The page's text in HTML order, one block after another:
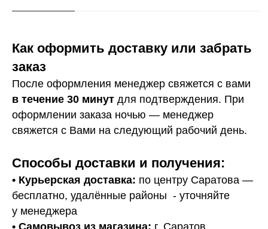
Как оформить доставку или забрать
заказ
После оформления менеджер свяжется с вами
в течение 30 минут для подтверждения. При
оформлении заказа ночью — менеджер
свяжется с Вами на следующий рабочий день.
Способы доставки и получения:
• Курьерская доставка: по центру Саратова —
бесплатно, удалённые районы - уточняйте
у менеджера
• Самовывоз из магазина: г. Саратов,